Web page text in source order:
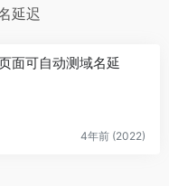
延迟
面可自动测域名延
4年前 (2022)